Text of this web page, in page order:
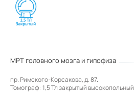
МРТ головного мозга и гипофиза
пр. Римского-Корсакова, д. 87.
Томограф: 1,5 Тл закрытый высокопольный